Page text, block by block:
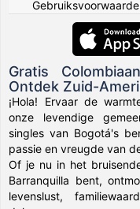
Gratis
Ontdek Zuid-
¡Hola! Ervaar de
onze levendige
singles van Bogotá's
passie en vreugde van
Of je nu in het
Barranquilla bent,
levenslust,